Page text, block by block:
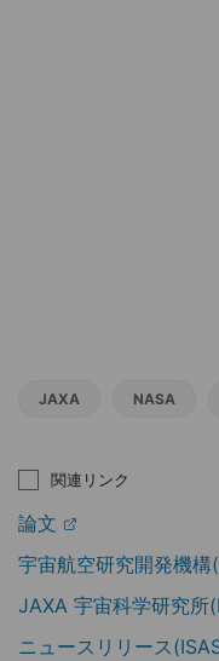
JAXA NASA
関連リンク
論文
宇宙航空研究開発機構
JAXA 宇宙科学研究所
ニュースリリース